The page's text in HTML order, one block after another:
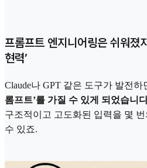
프롬프트 엔지니어링은 쉬워졌
현력’
Claude나 GPT 같은 도구가 발전하
롬프트’를 가질 수 있게 되었습니
구조적이고 고도화된 입력을 몇
수 있죠.